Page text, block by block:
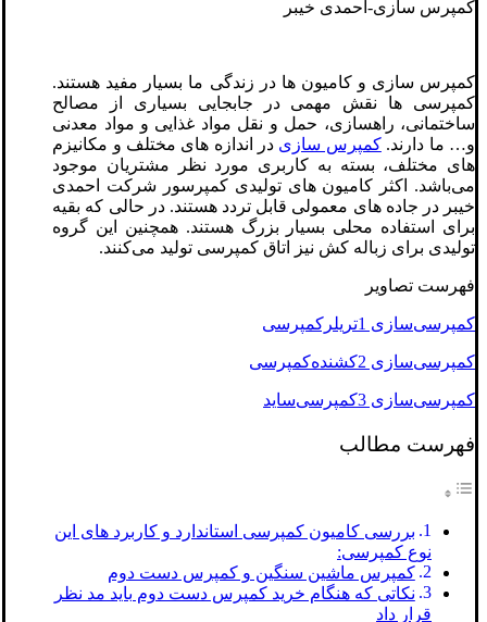
کمپرس سازی-احمدی خیبر
کمپرس سازی و کامیون ها در زندگی ما بسیار مفید هستند.
کمپرسی ها نقش مهمی در جابجایی بسیاری از مصالح
ساختمانی، راهسازی، حمل‌ و نقل مواد غذایی و مواد معدنی
و… ما دارند.کمپرس سازی در اندازه های مختلف و مکانیزم
های مختلف، بسته به کاربری مورد نظر مشتریان موجود
می‌باشد. اکثر کامیون های تولیدی کمپرسور شرکت احمدی
خیبر در جاده های معمولی قابل تردد هستند. در حالی که بقیه
برای استفاده محلی بسیار بزرگ هستند. همچنین این گروه
تولیدی برای زباله کش نیز اتاق کمپرسی تولید می‌کنند.
فهرست تصاویر
کمپرسی‌سازی 1تریلر‌کمپرسی
کمپرسی‌سازی 2کشنده‌کمپرسی
کمپرسی‌سازی 3کمپرسی‌ساید
فهرست مطالب
بررسی کامیون کمپرسی استاندارد و کاربرد های این
نوع کمپرسی:
کمپرس ماشین سنگین و کمپرس دست دوم
نکاتی که هنگام خرید کمپرس دست دوم باید مد نظر
قرار داد